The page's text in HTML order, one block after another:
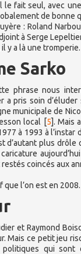
le fait seul, avec
de
: Roland
à Serge
y a là une tromperie.
Sarko
phrase nous
a pris soin
municipale de
local [5]. Mais
à 1993 à
d’autant plus
restés coincés aux
l’on est en 2008.
et Raymond
Mais ce petit jeu
qui sont